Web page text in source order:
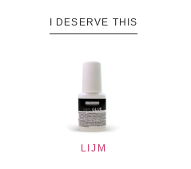
I DESERVE THIS
LIJM